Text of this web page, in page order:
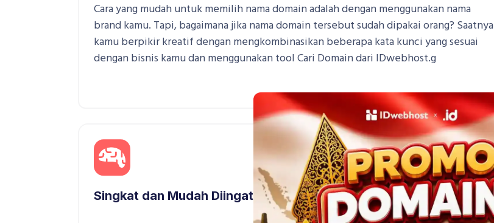
Cara yang mudah untuk memilih nama domain adalah dengan menggunakan nama
brand kamu. Tapi, bagaimana jika nama domain tersebut sudah dipakai orang? Saatnya
kamu berpikir kreatif dengan mengkombinasikan beberapa kata kunci yang sesuai
dengan bisnis kamu dan menggunakan tool Cari Domain dari IDwebhost.g
Singkat dan Mudah Diingat Cek Ketersediaan